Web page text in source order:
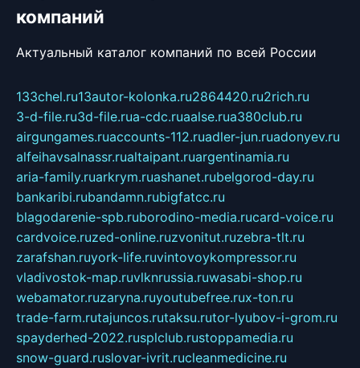
компаний
Актуальный каталог компаний по всей России
133chel.ru13autor-kolonka.ru2864420.ru2rich.ru
3-d-file.ru3d-file.rua-cdc.ruaalse.rua380club.ru
airgungames.ruaccounts-112.ruadler-jun.ruadonyev.ru
alfeihavsalnassr.rualtaipant.ruargentinamia.ru
aria-family.ruarkrym.ruashanet.rubelgorod-day.ru
bankaribi.rubandamn.rubigfatcc.ru
blagodarenie-spb.ruborodino-media.rucard-voice.ru
cardvoice.ruzed-online.ruzvonitut.ruzebra-tlt.ru
zarafshan.ruyork-life.ruvintovoykompressor.ru
vladivostok-map.ruvlknrussia.ruwasabi-shop.ru
webamator.ruzaryna.ruyoutubefree.rux-ton.ru
trade-farm.rutajuncos.rutaksu.rutor-lyubov-i-grom.ru
spayderhed-2022.rusplclub.rustoppamedia.ru
snow-guard.ruslovar-ivrit.rucleanmedicine.ru